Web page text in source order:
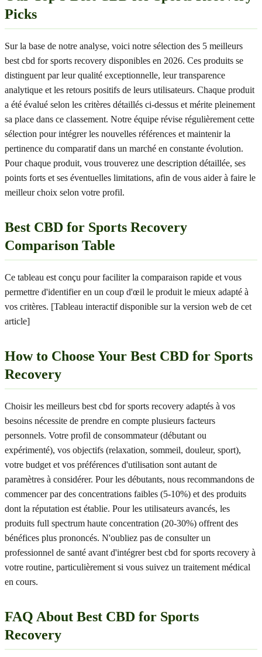
Picks
Sur la base de notre analyse, voici notre sélection des 5 meilleurs
best cbd for sports recovery disponibles en 2026. Ces produits se
distinguent par leur qualité exceptionnelle, leur transparence
analytique et les retours positifs de leurs utilisateurs. Chaque produit
a été évalué selon les critères détaillés ci-dessus et mérite pleinement
sa place dans ce classement. Notre équipe révise régulièrement cette
sélection pour intégrer les nouvelles références et maintenir la
pertinence du comparatif dans un marché en constante évolution.
Pour chaque produit, vous trouverez une description détaillée, ses
points forts et ses éventuelles limitations, afin de vous aider à faire le
meilleur choix selon votre profil.
Best CBD for Sports Recovery
Comparison Table
Ce tableau est conçu pour faciliter la comparaison rapide et vous
permettre d'identifier en un coup d'œil le produit le mieux adapté à
vos critères. [Tableau interactif disponible sur la version web de cet
article]
How to Choose Your Best CBD for Sports
Recovery
Choisir les meilleurs best cbd for sports recovery adaptés à vos
besoins nécessite de prendre en compte plusieurs facteurs
personnels. Votre profil de consommateur (débutant ou
expérimenté), vos objectifs (relaxation, sommeil, douleur, sport),
votre budget et vos préférences d'utilisation sont autant de
paramètres à considérer. Pour les débutants, nous recommandons de
commencer par des concentrations faibles (5-10%) et des produits
dont la réputation est établie. Pour les utilisateurs avancés, les
produits full spectrum haute concentration (20-30%) offrent des
bénéfices plus prononcés. N'oubliez pas de consulter un
professionnel de santé avant d'intégrer best cbd for sports recovery à
votre routine, particulièrement si vous suivez un traitement médical
en cours.
FAQ About Best CBD for Sports
Recovery